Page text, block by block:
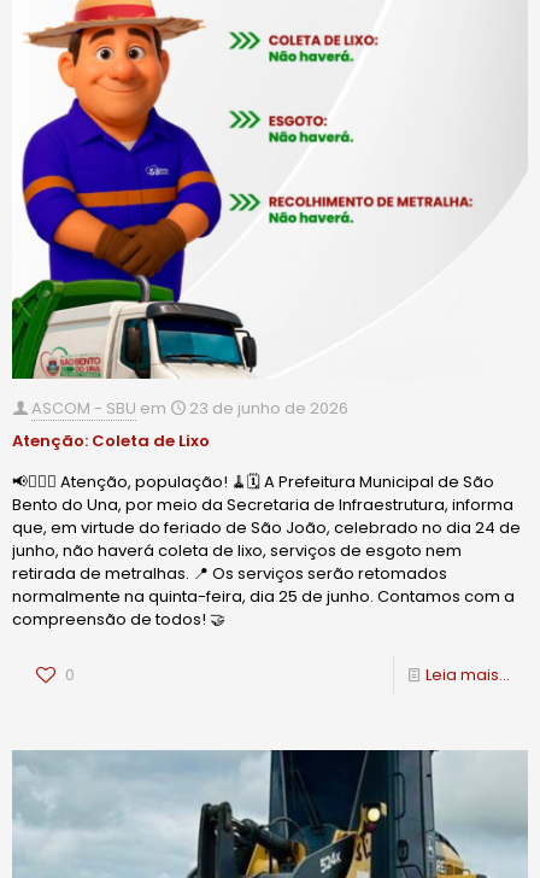
ASCOM - SBU em
23 de junho de 2026
Atenção: Coleta de Lixo
📢🙋🏻‍♂️ Atenção, população! 🧹🗓️ A Prefeitura Municipal de São
Bento do Una, por meio da Secretaria de Infraestrutura, informa
que, em virtude do feriado de São João, celebrado no dia 24 de
junho, não haverá coleta de lixo, serviços de esgoto nem
retirada de metralhas. 📍 Os serviços serão retomados
normalmente na quinta-feira, dia 25 de junho. Contamos com a
compreensão de todos! 🤝
0 Leia mais...